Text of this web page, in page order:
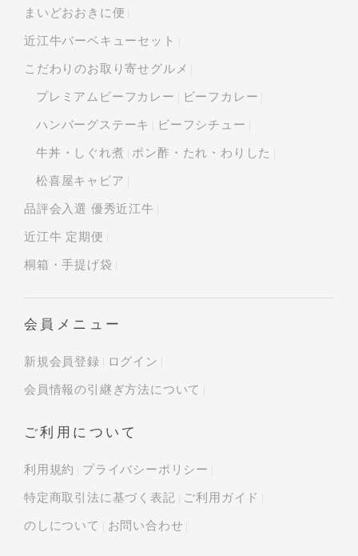
まいどおおきに便
近江牛バーベキューセット
こだわりのお取り寄せグルメ
プレミアムビーフカレー ビーフカレー
ハンバーグステーキ ビーフシチュー
牛丼・しぐれ煮 ポン酢・たれ・わりした
松喜屋キャビア
品評会入選 優秀近江牛
近江牛 定期便
桐箱・手提げ袋
会員メニュー
新規会員登録 ログイン
会員情報の引継ぎ方法について
ご利用について
利用規約 プライバシーポリシー
特定商取引法に基づく表記 ご利用ガイド
のしについて お問い合わせ